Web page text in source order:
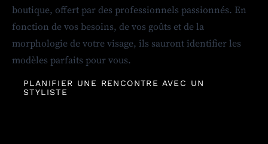
boutique, offert par des professionnels passionnés. En
fonction de vos besoins, de vos goûts et de la
morphologie de votre visage, ils sauront identifier les
modèles parfaits pour vous.
PLANIFIER UNE RENCONTRE AVEC UN
STYLISTE